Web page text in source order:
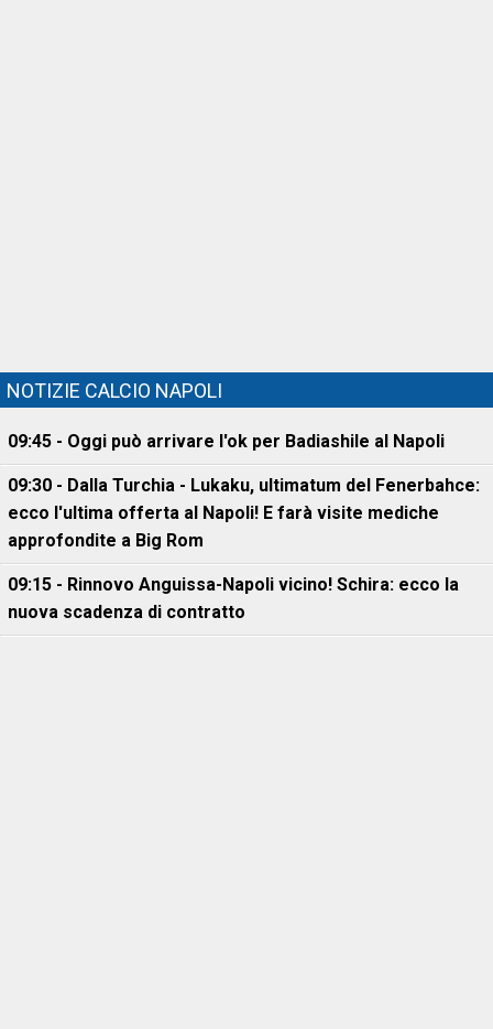
NOTIZIE CALCIO NAPOLI
09:45 - Oggi può arrivare l'ok per Badiashile al Napoli
09:30 - Dalla Turchia - Lukaku, ultimatum del Fenerbahce:
ecco l'ultima offerta al Napoli! E farà visite mediche
approfondite a Big Rom
09:15 - Rinnovo Anguissa-Napoli vicino! Schira: ecco la
nuova scadenza di contratto